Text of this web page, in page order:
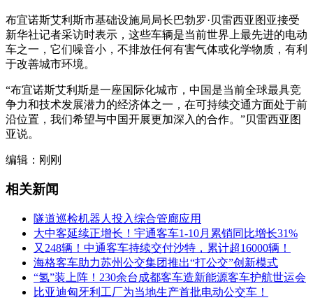
布宜诺斯艾利斯市基础设施局局长巴勃罗·贝雷西亚图亚接受
新华社记者采访时表示，这些车辆是当前世界上最先进的电动
车之一，它们噪音小，不排放任何有害气体或化学物质，有利
于改善城市环境。
“布宜诺斯艾利斯是一座国际化城市，中国是当前全球最具竞
争力和技术发展潜力的经济体之一，在可持续交通方面处于前
沿位置，我们希望与中国开展更加深入的合作。”贝雷西亚图
亚说。
编辑：刚刚
相关新闻
隧道巡检机器人投入综合管廊应用
大中客延续正增长！宇通客车1-10月累销同比增长31%
又248辆！中通客车持续交付沙特，累计超16000辆！
海格客车助力苏州公交集团推出“打公交”创新模式
“氢”装上阵！230余台成都客车造新能源客车护航世运会
比亚迪匈牙利工厂为当地生产首批电动公交车！